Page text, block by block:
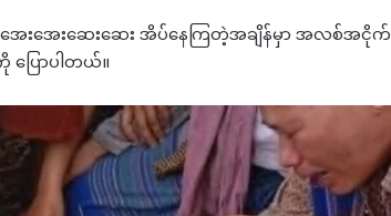
ေးအေးဆေးဆေး အိပ်နေကြတဲ့အချိန်မှာ အလစ်အငိုက်
ြောပါတယ်။